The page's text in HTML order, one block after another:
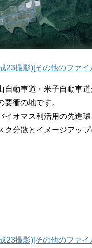
23撮影)[その他のファイ
動車道・米子自動車
衝の地です。
オマス利活用の先進
分散とイメージアップ
23撮影)[その他のファイ